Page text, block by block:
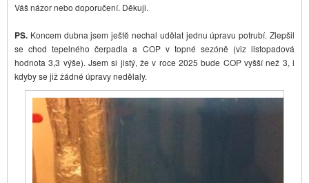
Váš názor nebo doporučení. Děkuji.
PS. Koncem dubna jsem ještě nechal udělat jednu úpravu potrubí. Zlepšil
se chod tepelného čerpadla a COP v topné sezóně (viz listopadová
hodnota 3,3 výše). Jsem si jistý, že v roce 2025 bude COP vyšší než 3, i
kdyby se již žádné úpravy nedělaly.